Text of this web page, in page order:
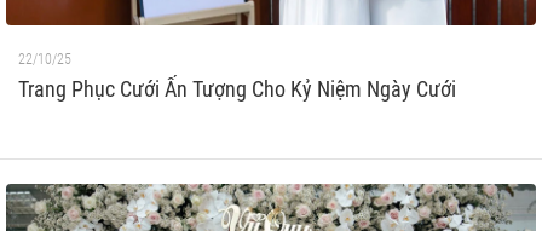
22/10/25
Trang Phục Cưới Ấn Tượng Cho Kỷ Niệm Ngày Cưới